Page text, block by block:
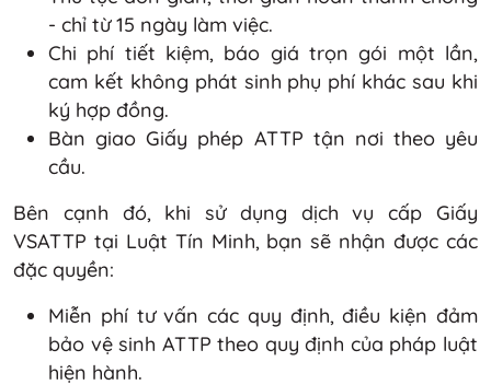
- chỉ từ 15 ngày làm việc.
Chi phí tiết kiệm, báo giá trọn gói một lần,
cam kết không phát sinh phụ phí khác sau khi
ký hợp đồng.
Bàn giao Giấy phép ATTP tận nơi theo yêu
cầu.
Bên cạnh đó, khi sử dụng dịch vụ cấp Giấy
VSATTP tại Luật Tín Minh, bạn sẽ nhận được các
đặc quyền:
Miễn phí tư vấn các quy định, điều kiện đảm
bảo vệ sinh ATTP theo quy định của pháp luật
hiện hành.